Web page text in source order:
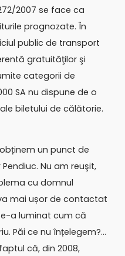
2007 se face ca
prognozate. În
public de transport
gratuităţilor şi
categorii de
SA nu dispune de o
biletului de călătorie.
un punct de
Nu am reuşit,
cu domnul
mai ușor de contactat
a luminat cum că
Păi ce nu înțelegem?…
că, din 2008,